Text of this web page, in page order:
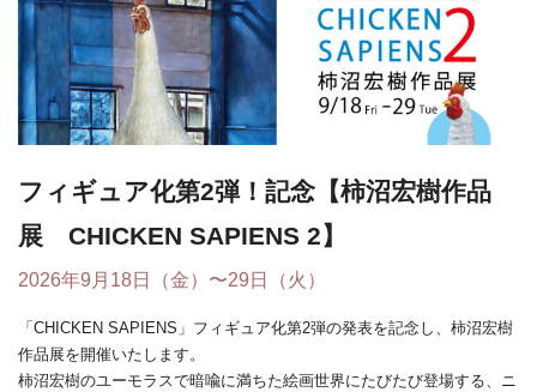
フィギュア化第2弾！記念【柿沼宏樹作品
展 CHICKEN SAPIENS 2】
2026年9月18日（金）〜29日（火）
「CHICKEN SAPIENS」フィギュア化第2弾の発表を記念し、柿沼宏樹
作品展を開催いたします。
柿沼宏樹のユーモラスで暗喩に満ちた絵画世界にたびたび登場する、ニ